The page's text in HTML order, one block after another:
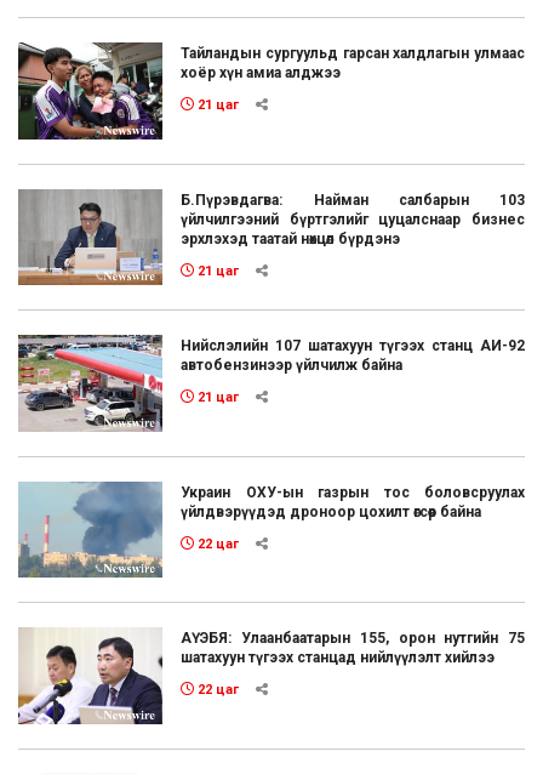
Тайландын сургуульд гарсан халдлагын улмаас
хоёр хүн амиа алджээ
21 цаг
Б.Пүрэвдагва: Найман салбарын 103
үйлчилгээний бүртгэлийг цуцалснаар бизнес
эрхлэхэд таатай нөхцөл бүрдэнэ
21 цаг
Нийслэлийн 107 шатахуун түгээх станц АИ-92
автобензинээр үйлчилж байна
21 цаг
Украин ОХУ-ын газрын тос боловсруулах
үйлдвэрүүдэд дроноор цохилт өгсөөр байна
22 цаг
АҮЭБЯ: Улаанбаатарын 155, орон нутгийн 75
шатахуун түгээх станцад нийлүүлэлт хийлээ
22 цаг